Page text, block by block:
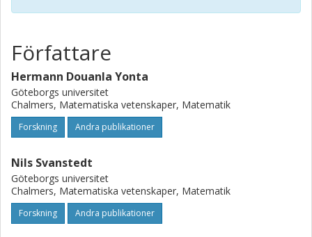
Författare
Hermann Douanla Yonta
Göteborgs universitet
Chalmers, Matematiska vetenskaper, Matematik
Forskning Andra publikationer
Nils Svanstedt
Göteborgs universitet
Chalmers, Matematiska vetenskaper, Matematik
Forskning Andra publikationer